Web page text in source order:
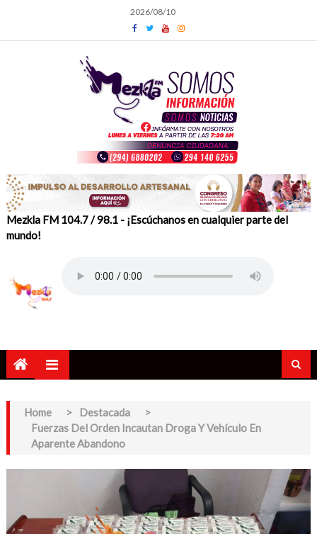
content
2026/08/10
Mezkla FM 104.7 / 98.1 - ¡Escúchanos en cualquier parte del
mundo!
Home > Destacada
>
Fuerzas Del Orden Incautan Droga Y Vehículo En
Aparente Abandono